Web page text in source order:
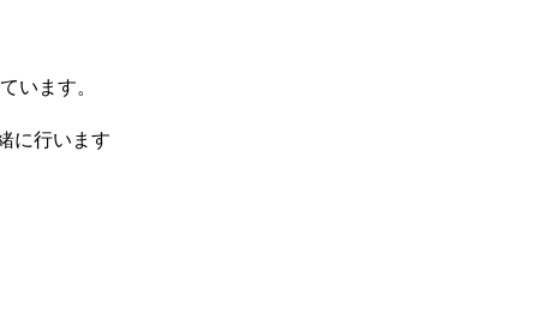
います。
に行います